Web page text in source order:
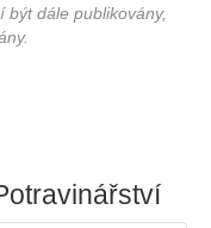
být dále publikovány,